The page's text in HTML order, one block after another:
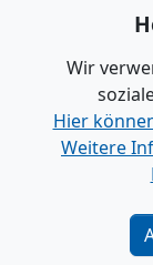
Impressum |
Wir
Hier
Weitere